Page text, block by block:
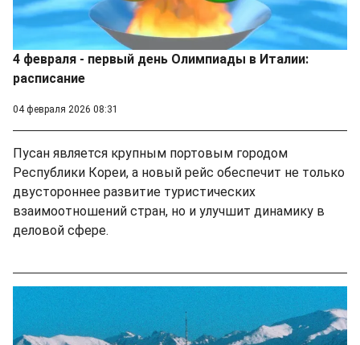
4 февраля - первый день Олимпиады в Италии:
расписание
04 февраля 2026 08:31
Пусан является крупным портовым городом
Республики Кореи, а новый рейс обеспечит не только
двустороннее развитие туристических
взаимоотношений стран, но и улучшит динамику в
деловой сфере.